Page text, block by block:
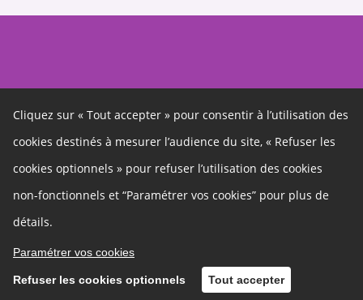
Cliquez sur « Tout accepter » pour consentir à l’utilisation des
cookies destinés à mesurer l’audience du site, « Refuser les
cookies optionnels » pour refuser l’utilisation des cookies
non-fonctionnels et “Paramétrer vos cookies” pour plus de
détails.
Paramétrer vos cookies
Refuser les cookies optionnels Tout accepter
Autres liens
Cookies
Gestion des cookies
Politique de confidentialité
Charte